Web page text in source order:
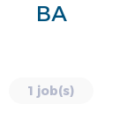
BA
1 job(s)